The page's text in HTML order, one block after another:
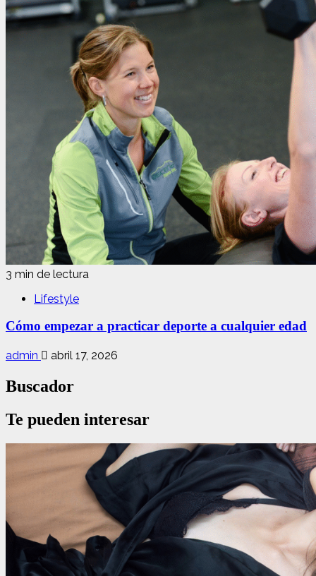
3 min de lectura
Lifestyle
Cómo empezar a practicar deporte a cualquier edad
admin abril 17, 2026
Buscador
Te pueden interesar